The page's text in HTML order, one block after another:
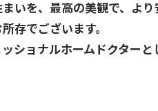
いを、最高の美観で、よ
存でございます。
ショナルホームドクター